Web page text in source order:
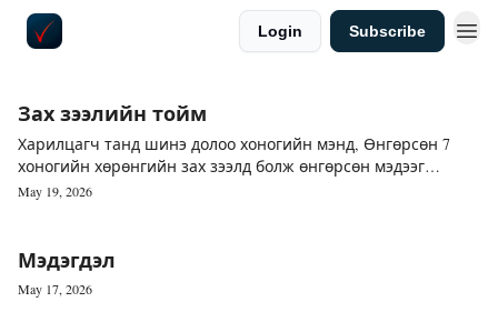
Login Subscribe
Зах зээлийн тойм
Харилцагч танд шинэ долоо хоногийн мэнд, Өнгөрсөн 7
хоногийн хөрөнгийн зах зээлд болж өнгөрсөн мэдээг
багцлан хүргэж байна.
May 19, 2026
Мэдэгдэл
May 17, 2026